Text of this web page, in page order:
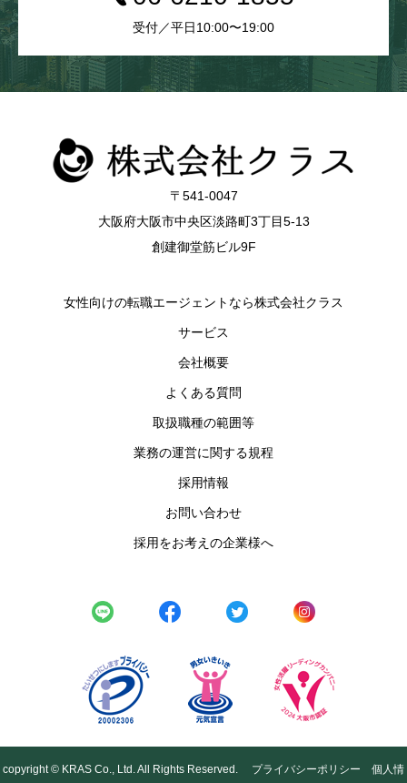
受付／平日10:00〜19:00
〒541-0047
大阪府大阪市中央区淡路町3丁目5-13
創建御堂筋ビル9F
女性向けの転職エージェントなら株式会社クラス
サービス
会社概要
よくある質問
取扱職種の範囲等
業務の運営に関する規程
採用情報
お問い合わせ
採用をお考えの企業様へ
copyright © KRAS Co., Ltd. All Rights Reserved. プライバシーポリシー 個人情